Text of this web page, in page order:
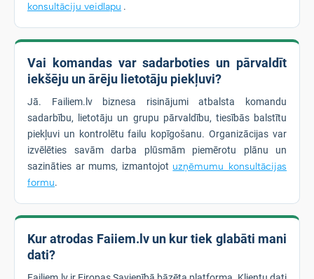
konsultāciju veidlapu .
Vai komandas var sadarboties un pārvaldīt
iekšēju un ārēju lietotāju piekļuvi?
Jā. Failiem.lv biznesa risinājumi atbalsta komandu
sadarbību, lietotāju un grupu pārvaldību, tiesībās balstītu
piekļuvi un kontrolētu failu kopīgošanu. Organizācijas var
izvēlēties savām darba plūsmām piemērotu plānu un
sazināties ar mums, izmantojot uzņēmumu konsultācijas
formu.
Kur atrodas Faiiem.lv un kur tiek glabāti mani
dati?